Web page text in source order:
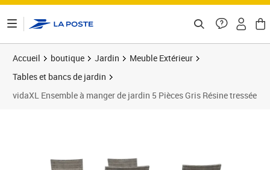
Accueil boutique Jardin
Meuble Extérieur
Tables et bancs de jardin
vidaXL Ensemble à manger de jardin 5 Pièces Gris Résine tressée